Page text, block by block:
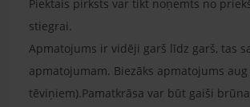
Piektais pirksts var tikt noņemts no
stiegrai.
Apmatojums ir vidēji garš līdz garš, tas
apmatojumam. Biezāks apmatojums
tēviņiem).Pamatkrāsa var būt gaiši